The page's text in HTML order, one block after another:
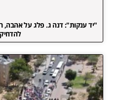
"יד ענקות": דנה ג. פלג על אהבה,
להדחיק